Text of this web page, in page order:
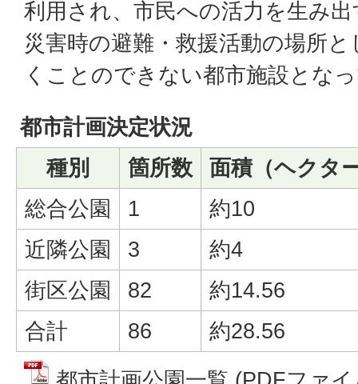
利用され、市民への活力を生み
災害時の避難・救援活動の場所
くことのできない都市施設とな
都市計画決定状況
種別
箇所数
面積（ヘクタ
総合公園
1
約10
近隣公園
3
約4
街区公園
82
約14.56
合計
86
約28.56